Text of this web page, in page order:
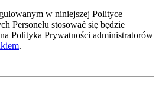
w niniejszej Polityce
Personelu stosować się będzie
Polityka Prywatności administratorów
.